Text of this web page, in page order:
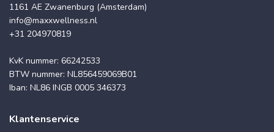
1161 AE Zwanenburg (Amsterdam)
info@maxxwellness.nl
+31 204970819
KvK nummer: 66242533
BTW nummer: NL856459069B01
Iban: NL86 INGB 0005 346373
Klantenservice